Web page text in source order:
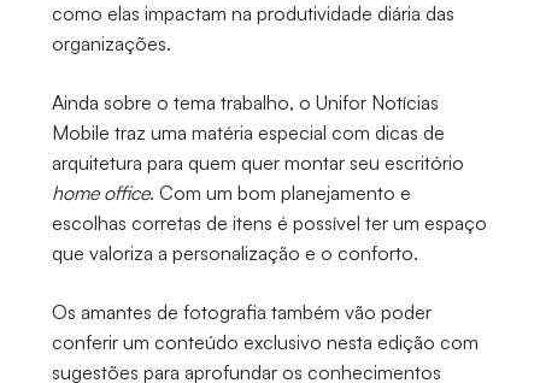
como elas impactam na produtividade diária das
organizações.
Ainda sobre o tema trabalho, o Unifor Notícias
Mobile traz uma matéria especial com dicas de
arquitetura para quem quer montar seu escritório
home office. Com um bom planejamento e
escolhas corretas de itens é possível ter um espaço
que valoriza a personalização e o conforto.
Os amantes de fotografia também vão poder
conferir um conteúdo exclusivo nesta edição com
sugestões para aprofundar os conhecimentos